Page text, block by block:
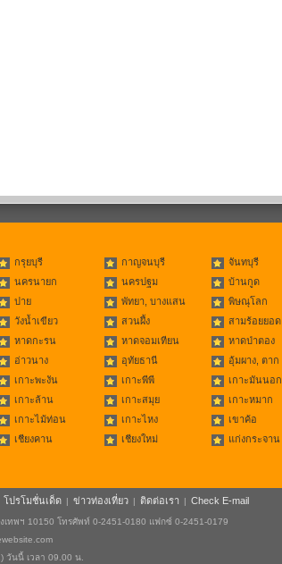
กรุยบุรี กาญจนบุรี
จันทบุรี
นครนายก นครปฐม
บ้านกูด
ปาย พัทยา, บางแสน
พิษณุโลก
วังน้ำเขียว สวนผึ้ง
สามร้อยยอด
หาดกะรน หาดจอมเทียน
หาดป่าตอง
อ่าวนาง อุทัยธานี
อุ้มผาง, ตาก
เกาะพะงัน เกาะพีพี
เกาะมันนอก
เกาะล้าน เกาะสมุย
เกาะหมาก
เกาะไม้ท่อน เกาะไหง
เขาค้อ
เชียงคาน เชียงใหม่
แก่งกระจาน
โปรโมชั่นเด็ด | ข่าวท่องเที่ยว | ติดต่อเรา | Check E-mail
พฯ 10150 โทรศัพท์ 0-2451-0180 แฟกซ์ 0-2451-0179
วันนี้ เวลา 09.00 น.